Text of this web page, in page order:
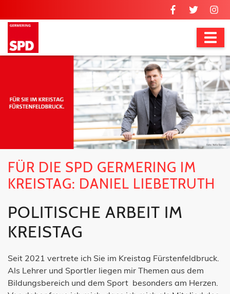
FÜR DIE SPD GERMERING IM
KREISTAG: DANIEL LIEBETRUTH
POLITISCHE ARBEIT IM
KREISTAG
Seit 2021 vertrete ich Sie im Kreistag Fürstenfeldbruck.
Als Lehrer und Sportler liegen mir Themen aus dem
Bildungsbereich und dem Sport besonders am Herzen.